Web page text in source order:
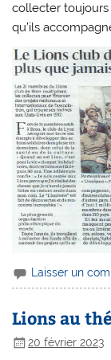
collecter
qu’ils
Laisser un
Lions au
20 février 2023